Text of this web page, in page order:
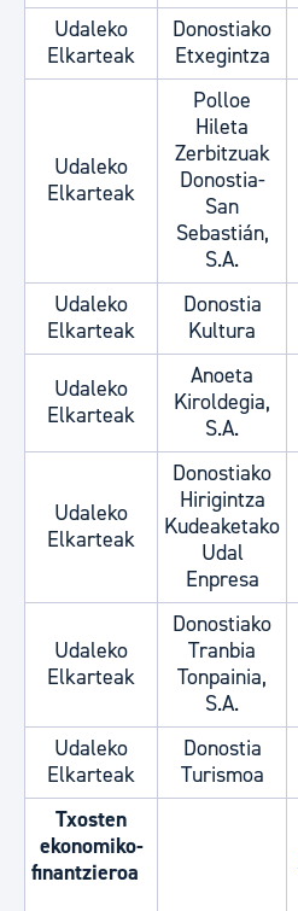
Udaleko
Elkarteak
Donostiako
Etxegintza
Udaleko
Elkarteak
Polloe
Hileta
Zerbitzuak
Donostia-
San
Sebastián,
S.A.
Udaleko
Elkarteak
Donostia
Kultura
Udaleko
Elkarteak
Anoeta
Kiroldegia,
S.A.
Udaleko
Elkarteak
Donostiako
Hirigintza
Kudeaketako
Udal
Enpresa
Udaleko
Elkarteak
Donostiako
Tranbia
Tonpainia,
S.A.
Udaleko
Elkarteak
Donostia
Turismoa
Txosten
ekonomiko-
finantzieroa